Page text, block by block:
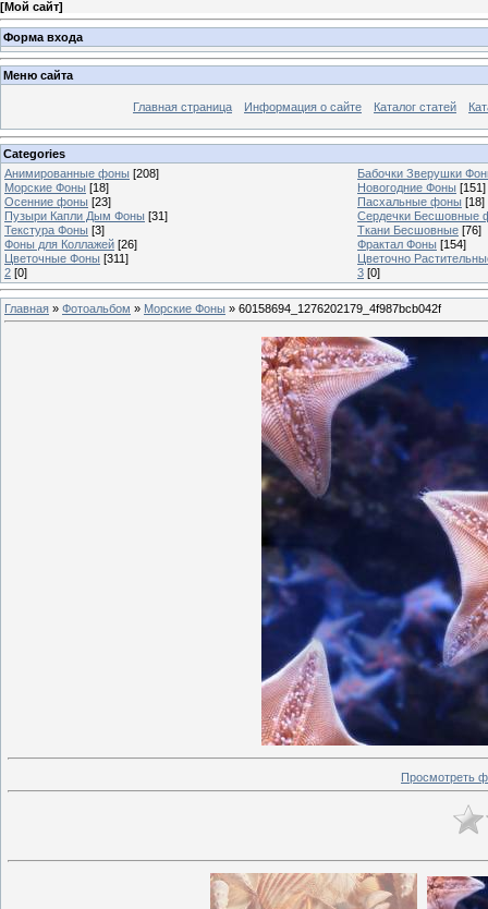
[Мой сайт]
Форма входа
Меню сайта
Главная страница Информация о сайте Каталог статей
Categories
Анимированные фоны [208]
Бабочки Зверушки
Морские Фоны [18] Новогодние Фоны [151]
Осенние фоны [23] Пасхальные фоны [18]
Пузыри Капли Дым Фоны [31]
Сердечки Бесшовные
Текстура Фоны [3] Ткани Бесшовные [76]
Фоны для Коллажей [26] Фрактал Фоны [154]
Цветочные Фоны [311]
Цветочно
2 [0] 3 [0]
Главная » Фотоальбом » Морские Фоны » 60158694_1276202179_4f987bcb042f
Просмотреть